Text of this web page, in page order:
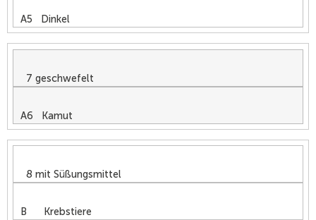
A5 Dinkel
7 geschwefelt
A6 Kamut
8 mit Süßungsmittel
B Krebstiere